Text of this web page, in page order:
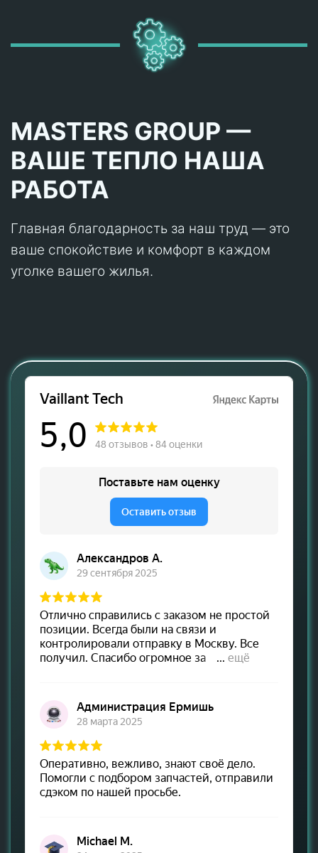
MASTERS GROUP —
ВАШЕ ТЕПЛО НАША
РАБОТА
Главная благодарность за наш труд — это
ваше спокойствие и комфорт в каждом
уголке вашего жилья.